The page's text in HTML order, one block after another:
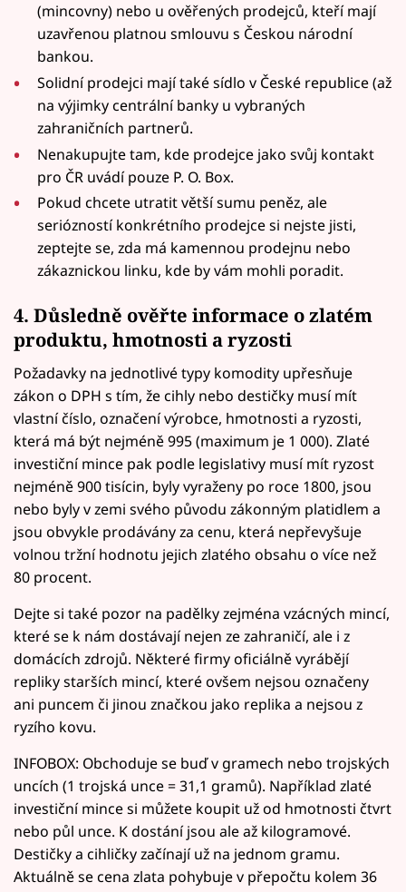
(mincovny) nebo u ověřených prodejců, kteří mají
uzavřenou platnou smlouvu s Českou národní
bankou.
Solidní prodejci mají také sídlo v České republice (až
na výjimky centrální banky u vybraných
zahraničních partnerů.
Nenakupujte tam, kde prodejce jako svůj kontakt
pro ČR uvádí pouze P. O. Box.
Pokud chcete utratit větší sumu peněz, ale
seriózností konkrétního prodejce si nejste jisti,
zeptejte se, zda má kamennou prodejnu nebo
zákaznickou linku, kde by vám mohli poradit.
4. Důsledně ověřte informace o zlatém
produktu, hmotnosti a ryzosti
Požadavky na jednotlivé typy komodity upřesňuje
zákon o DPH s tím, že cihly nebo destičky musí mít
vlastní číslo, označení výrobce, hmotnosti a ryzosti,
která má být nejméně 995 (maximum je 1 000). Zlaté
investiční mince pak podle legislativy musí mít ryzost
nejméně 900 tisícin, byly vyraženy po roce 1800, jsou
nebo byly v zemi svého původu zákonným platidlem a
jsou obvykle prodávány za cenu, která nepřevyšuje
volnou tržní hodnotu jejich zlatého obsahu o více než
80 procent.
Dejte si také pozor na padělky zejména vzácných mincí,
které se k nám dostávají nejen ze zahraničí, ale i z
domácích zdrojů. Některé firmy oficiálně vyrábějí
repliky starších mincí, které ovšem nejsou označeny
ani puncem či jinou značkou jako replika a nejsou z
ryzího kovu.
INFOBOX: Obchoduje se buď v gramech nebo trojských
uncích (1 trojská unce = 31,1 gramů). Například zlaté
investiční mince si můžete koupit už od hmotnosti čtvrt
nebo půl unce. K dostání jsou ale až kilogramové.
Destičky a cihličky začínají už na jednom gramu.
Aktuálně se cena zlata pohybuje v přepočtu kolem 36